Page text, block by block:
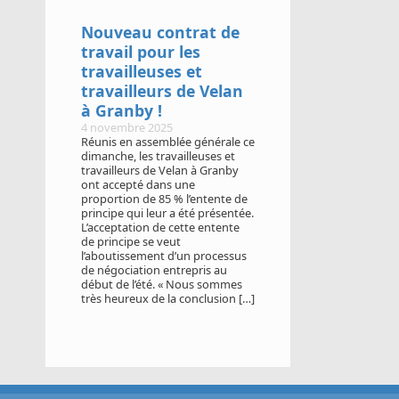
Nouveau contrat de
travail pour les
travailleuses et
travailleurs de Velan
à Granby !
4 novembre 2025
Réunis en assemblée générale ce
dimanche, les travailleuses et
travailleurs de Velan à Granby
ont accepté dans une
proportion de 85 % l’entente de
principe qui leur a été présentée.
L’acceptation de cette entente
de principe se veut
l’aboutissement d’un processus
de négociation entrepris au
début de l’été. « Nous sommes
très heureux de la conclusion […]